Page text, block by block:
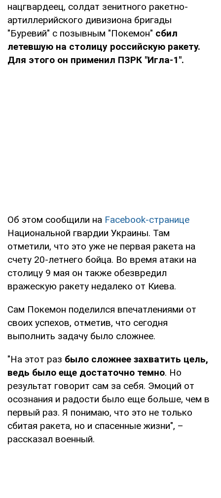
нацгвардеец, солдат зенитного ракетно-
артиллерийского дивизиона бригады
"Буревий" с позывным "Покемон" сбил
летевшую на столицу российскую ракету.
Для этого он применил ПЗРК "Игла-1".
Об этом сообщили на Facebook-странице
Национальной гвардии Украины. Там
отметили, что это уже не первая ракета на
счету 20-летнего бойца. Во время атаки на
столицу 9 мая он также обезвредил
вражескую ракету недалеко от Киева.
Сам Покемон поделился впечатлениями от
своих успехов, отметив, что сегодня
выполнить задачу было сложнее.
"На этот раз было сложнее захватить цель,
ведь было еще достаточно темно. Но
результат говорит сам за себя. Эмоций от
осознания и радости было еще больше, чем в
первый раз. Я понимаю, что это не только
сбитая ракета, но и спасенные жизни", –
рассказал военный.